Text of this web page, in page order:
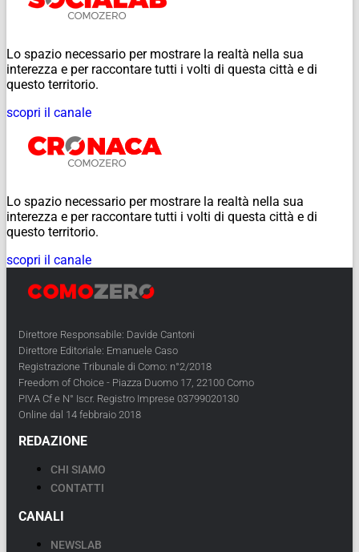
Lo spazio necessario per mostrare la realtà nella sua
interezza e per raccontare tutti i volti di questa città e di
questo territorio.
scopri il canale
Lo spazio necessario per mostrare la realtà nella sua
interezza e per raccontare tutti i volti di questa città e di
questo territorio.
scopri il canale
Direttore Responsabile: Davide Cantoni
Direttore Editoriale: Emanuele Caso
Registrazione Tribunale di Como: n°2/2018
Freedom of Choice - Piazza Duomo 17, 22100 Como
PIVA Cf e N° Iscr. Registro Imprese 03799020130
Online dal 14 febbraio 2018
REDAZIONE
CHI SIAMO
CONTATTI
CANALI
NEWSLAB